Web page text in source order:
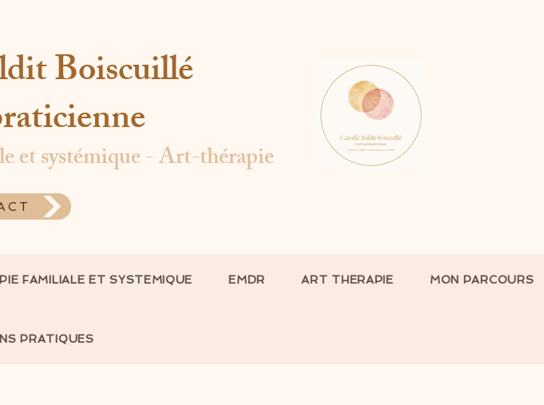
Boiscuillé
et systémique - Art-thérapie
FAMILIALE ET SYSTEMIQUE EMDR ART THERAPIE MON PARCOURS
PRATIQUES